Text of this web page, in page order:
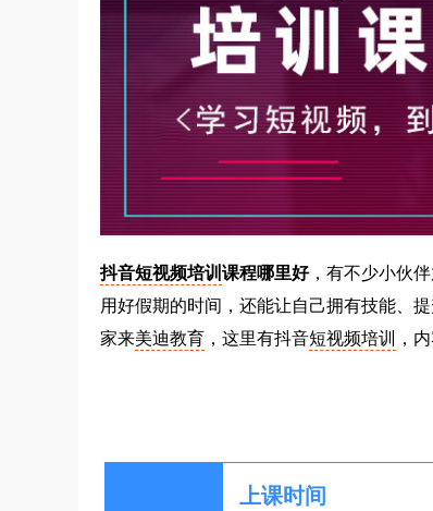
抖音短视频培训 课程哪里好，有不少小伙
用好假期的时间，还能让自己拥有技能、
家来美迪教育 ，这里有抖音短视频培训 ，
上课时间